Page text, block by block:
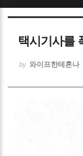
택시기사를
by 와이프한테혼나